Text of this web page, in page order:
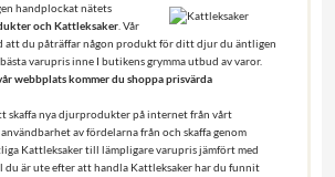
handplockat nätets
och Kattleksaker . Vår
att du påträffar någon produkt för ditt djur du äntligen
varupris inne I butikens grymma utbud av varor.
webbplats kommer du shoppa prisvärda
skaffa nya djurprodukter på internet från vårt
av fördelarna från och skaffa genom
Kattleksaker till lämpligare varupris jämfört med
du är ute efter att handla Kattleksaker har du funnit